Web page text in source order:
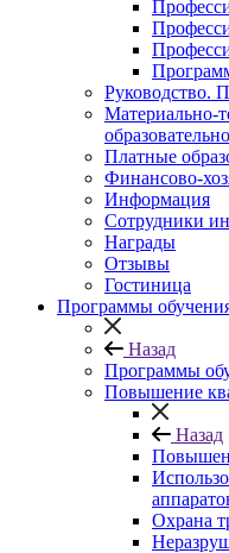
Руководство.
Материально-
Платные
Финансово-
Информация
Сотрудники
Награды
Отзывы
Гостиница
Программы
Назад
Программы
Повышение
Назад
Охрана